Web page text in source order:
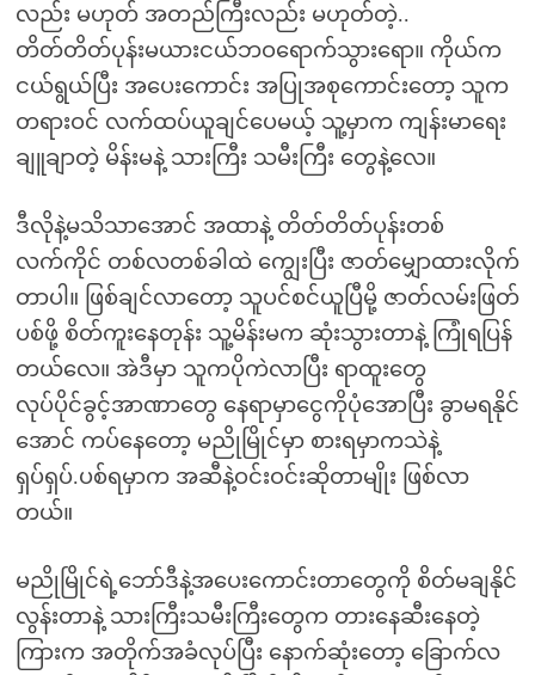
လည်း မဟုတ် အတည်ကြီးလည်း မဟုတ်တဲ့..
တိတ်တိတ်ပုန်းမယားငယ်ဘဝရောက်သွားရော။ ကိုယ်က
ငယ်ရွယ်ပြီး အပေးကောင်း အပြုအစုကောင်းတော့ သူက
တရားဝင် လက်ထပ်ယူချင်ပေမယ့် သူ့မှာက ကျန်းမာရေး
ချူချာတဲ့ မိန်းမနဲ့ သားကြီး သမီးကြီး တွေနဲ့လေ။
ဒီလိုနဲ့မသိသာအောင် အထာနဲ့ တိတ်တိတ်ပုန်းတစ်
လက်ကိုင် တစ်လတစ်ခါထဲ ကျွေးပြီး ဇာတ်မျှောထားလိုက်
တာပါ။ ဖြစ်ချင်လာတော့ သူပင်စင်ယူပြီမို့ ဇာတ်လမ်းဖြတ်
ပစ်ဖို့ စိတ်ကူးနေတုန်း သူ့မိန်းမက ဆုံးသွားတာနဲ့ ကြုံရပြန်
တယ်လေ။ အဲဒီမှာ သူကပိုကဲလာပြီး ရာထူးတွေ
လုပ်ပိုင်ခွင့်အာဏာတွေ နေရာမှာငွေကိုပုံအောပြီး ခွာမရနိုင်
အောင် ကပ်နေတော့ မညိုမြိုင်မှာ စားရမှာကသဲနဲ့
ရှပ်ရှပ်.ပစ်ရမှာက အဆီနဲ့ဝင်းဝင်းဆိုတာမျိုး ဖြစ်လာ
တယ်။
မညိုမြိုင်ရဲ့ဘော်ဒီနဲ့အပေးကောင်းတာတွေကို စိတ်မချနိုင်
လွန်းတာနဲ့ သားကြီးသမီးကြီးတွေက တားနေဆီးနေတဲ့
ကြားက အတိုက်အခံလုပ်ပြီး နောက်ဆုံးတော့ ခြောက်လ